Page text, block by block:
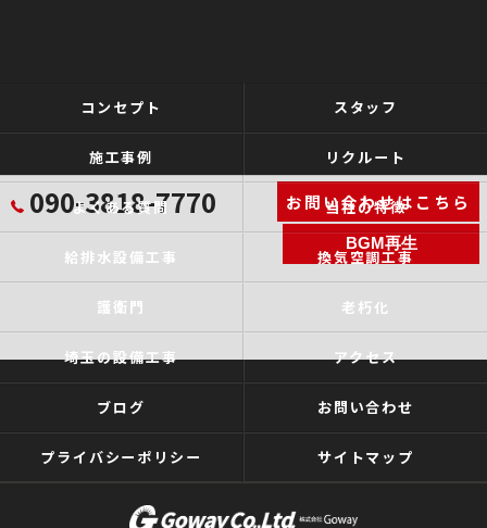
090-3818-7770 お問い合わせはこちら
BGM再生
コンセプト スタッフ
施工事例 リクルート
よくある質問 当社の特徴
給排水設備工事 換気空調工事
護衛門 老朽化
埼玉の設備工事 アクセス
ブログ お問い合わせ
プライバシーポリシー サイトマップ